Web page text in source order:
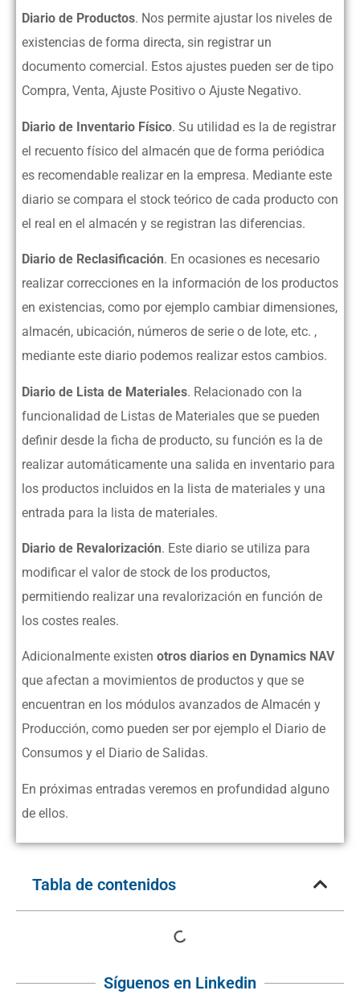
Diario de Productos. Nos permite ajustar los niveles de
existencias de forma directa, sin registrar un
documento comercial. Estos ajustes pueden ser de tipo
Compra, Venta, Ajuste Positivo o Ajuste Negativo.
Diario de Inventario Físico. Su utilidad es la de registrar
el recuento físico del almacén que de forma periódica
es recomendable realizar en la empresa. Mediante este
diario se compara el stock teórico de cada producto con
el real en el almacén y se registran las diferencias.
Diario de Reclasificación. En ocasiones es necesario
realizar correcciones en la información de los productos
en existencias, como por ejemplo cambiar dimensiones,
almacén, ubicación, números de serie o de lote, etc. ,
mediante este diario podemos realizar estos cambios.
Diario de Lista de Materiales. Relacionado con la
funcionalidad de Listas de Materiales que se pueden
definir desde la ficha de producto, su función es la de
realizar automáticamente una salida en inventario para
los productos incluidos en la lista de materiales y una
entrada para la lista de materiales.
Diario de Revalorización. Este diario se utiliza para
modificar el valor de stock de los productos,
permitiendo realizar una revalorización en función de
los costes reales.
Adicionalmente existen otros diarios en Dynamics NAV
que afectan a movimientos de productos y que se
encuentran en los módulos avanzados de Almacén y
Producción, como pueden ser por ejemplo el Diario de
Consumos y el Diario de Salidas.
En próximas entradas veremos en profundidad alguno
de ellos.
Tabla de contenidos
Síguenos en Linkedin